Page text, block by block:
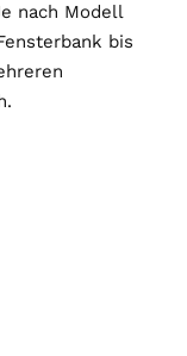
nach Modell
bis